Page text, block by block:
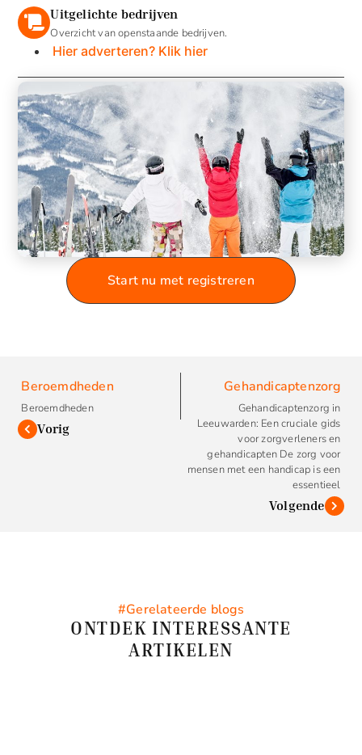
Uitgelichte bedrijven
Overzicht van openstaande bedrijven.
Hier adverteren? Klik hier
Start nu met registreren
Beroemdheden
Beroemdheden
Vorig
Gehandicaptenzorg
Gehandicaptenzorg in
Leeuwarden: Een cruciale gids
voor zorgverleners en
gehandicapten De zorg voor
mensen met een handicap is een
essentieel
Volgende
#Gerelateerde blogs
ONTDEK INTERESSANTE
ARTIKELEN